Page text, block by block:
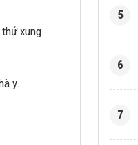
xung
y.
5
6
7